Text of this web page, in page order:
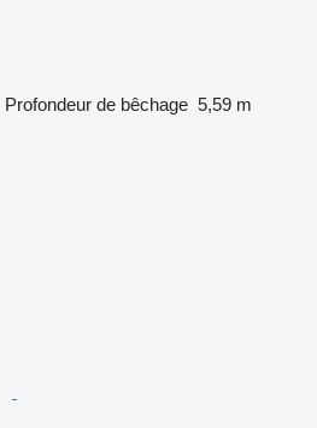
Profondeur de bêchage 5,59 m